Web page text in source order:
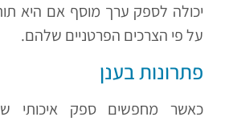
יכולה לספק ערך מוסף אם היא
על פי הצרכים הפרטניים שלהם.
פתרונות בענן
כאשר מחפשים ספק איכותי